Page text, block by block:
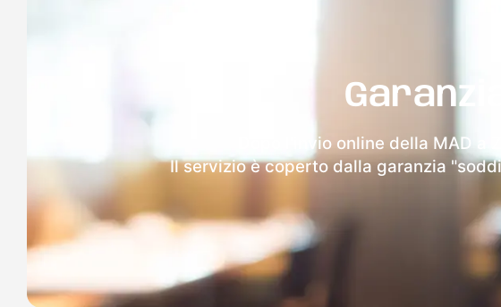
Dopo l'invio online della MAD
Il servizio è coperto dalla garanzia